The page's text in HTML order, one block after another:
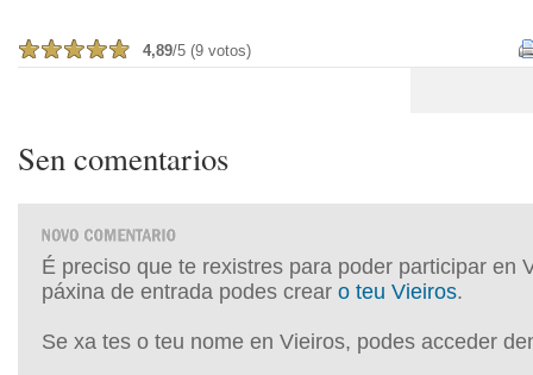
4,89/5 (9 votos)
Sen comentarios
É preciso que te rexistres para poder participar en
páxina de entrada podes crear o teu Vieiros.
Se xa tes o teu nome en Vieiros, podes acceder